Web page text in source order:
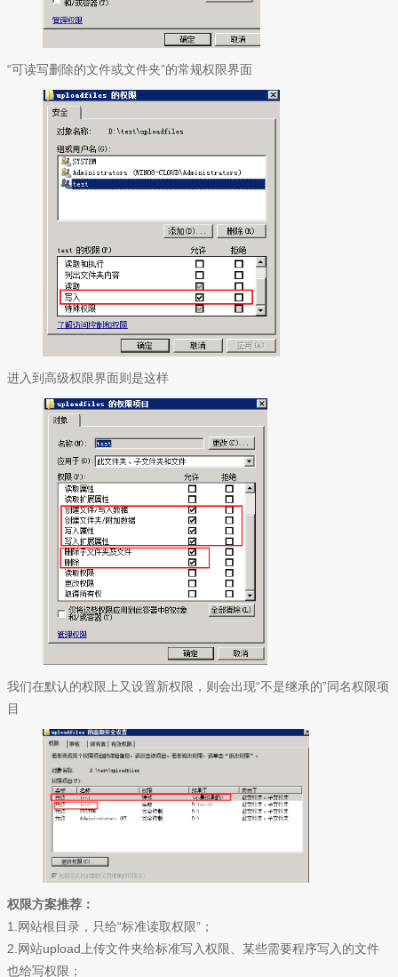
“可读写删除的文件或文件夹”的常规权限界面
进入到高级权限界面则是这样
我们在默认的权限上又设置新权限，则会出现“不是继承的”同名权限项
目
权限方案推荐：
1.网站根目录，只给“标准读取权限”；
2.网站upload上传文件夹给标准写入权限、某些需要程序写入的文件
也给写权限；